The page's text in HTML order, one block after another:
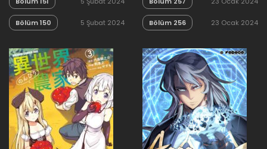
Bölüm 150 5 Şubat 2024 Bölüm 256 23 Ocak 2024